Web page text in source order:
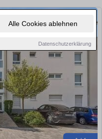
Alle Cookies ablehnen
Datenschutzerklärung